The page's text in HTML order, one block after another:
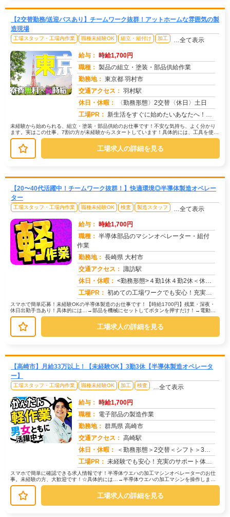
【2交替勤務/送迎バスあり】チームワーク抜群！アットホームな雰囲気の製
造現場
工場スタッフ・工場内作業 職種未経験OK 組立・組付け 加工 …全て表示
給与： 時給1,700円
職種： 製品の組立・塗装・部品供給作業
勤務地： 東京都 羽村市
交通アクセス： 羽村駅
休日・休暇：
〈勤務形態〉2交替〈休日〉土日
工場PR： 新生活をすぐに始めたいあなたへ！株式会社京栄センターでは、未経験者も安心してスタートできる環境が整っています。→最...
未経験から始められる、組立・塗装・部品供給のお仕事です！不安な気持ち、よく分かり
ます。実はこの仕事、7割の方が未経験からスタートしています！具体的には、工具を使っ
て部品を組み立てたり、塗装機械を...
工場求人の詳細を見る
【20〜40代活躍中！チームワーク抜群！】快適環境◎半導体製造オペレー
ター
工場スタッフ・工場内作業 職種未経験OK 検査 製造スタッフ …全て表示
給与： 時給1,700円
職種： 半導体部品のマシンオペレーター・組付
作業
勤務地： 長崎県 大村市
交通アクセス： 諏訪駅
休日・休暇： <勤務形態>４勤1休４勤2休＜休日＞シフトカレンダーによる
工場PR： 初めての工場ワークでも安心！充実の研修制度と先輩スタッフのサポートで、未経験からでも安心してスタートできます。→ ...
スマホで簡単応募！未経験OKの半導体製造のお仕事です！【時給1700円】残業・深夜・
休日出勤手当あり！具体的には…→部品を機械にセットしてボタンを押すだけ！→電動ド
ライバーで部品を組み付ける作業...
工場求人の詳細を見る
【高崎市】月給33万以上！【未経験OK】3勤3休【半導体製造オペレータ
ー】
工場スタッフ・工場内作業 職種未経験OK 加工 検査 …全て表示
給与： 時給1,700円
職種： 電子部品の製造作業
勤務地： 群馬県 高崎市
交通アクセス： 高崎駅
休日・休暇：
＜勤務形態＞2交替＜シフト＞3勤3休＜休日＞工場カレンダーによる/長期休暇/GW /夏季/ 年末年始
工場PR： 未経験でも安心！充実のサポート体制で新しい一歩を踏み出せます。☆経験・スキルは一切不問！学歴も問いません。☆未経験...
スマホで簡単に確認できる求人情報です！半導体ウエハの加工マシンオペレーターのお仕
事。未経験の方、大歓迎です！☆具体的には…→半導体ウエハの加工マシンを操作しま
す。→顕微鏡を使って検査を行います。...
工場求人の詳細を見る